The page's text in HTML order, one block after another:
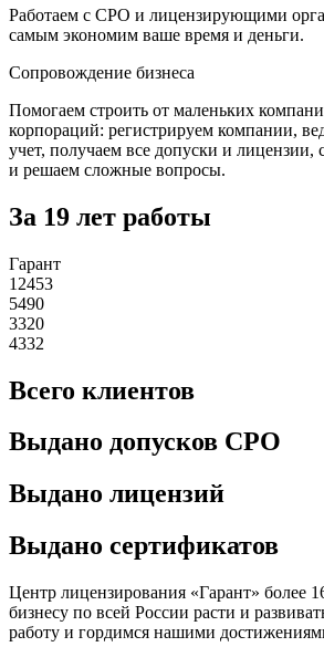
Работаем с СРО и лицензирующими
самым экономим ваше время и деньги.
Сопровождение бизнеса
Помогаем строить от маленьких
корпораций: регистрируем компании,
учет, получаем все допуски и лицензии,
и решаем сложные вопросы.
За 19 лет работы
Гарант
12453
5490
3320
4332
Всего клиентов
Выдано допусков СРО
Выдано лицензий
Выдано сертификатов
Центр лицензирования «Гарант» более
бизнесу по всей России расти и
работу и гордимся нашими